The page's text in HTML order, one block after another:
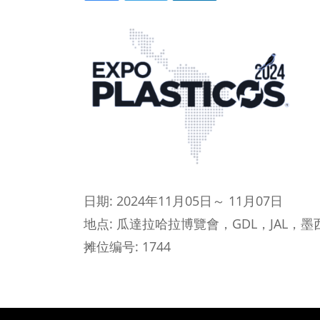
日期: 2024年11月05日～ 11月07日
地点: 瓜達拉哈拉博覽會，GDL，JAL，墨
摊位编号: 1744